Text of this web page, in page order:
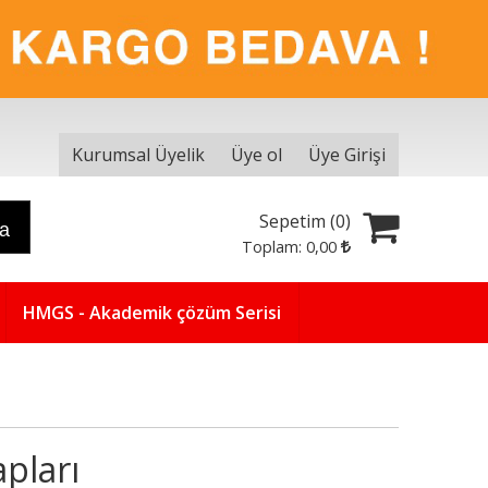
Kurumsal Üyelik Üye ol Üye Girişi
Sepetim (0)
Toplam:0,00
HMGS - Akademik çözüm Serisi